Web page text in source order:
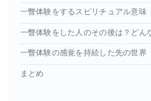
一瞥体験をするスピリチュアル意味
一瞥体験をした人のその後は？どん
一瞥体験の感覚を持続した先の世界
まとめ